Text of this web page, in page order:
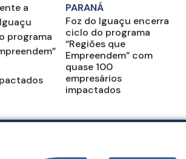
PARANÁ
Foz do Iguaçu encerra
ciclo do programa
“Regiões que
Empreendem” com
quase 100
empresários
impactados